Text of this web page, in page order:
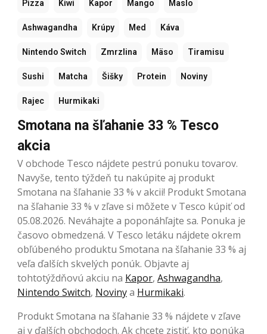
Pizza Kiwi Kapor Mango Maslo
Ashwagandha Krúpy Med Káva
Nintendo Switch Zmrzlina Mäso Tiramisu
Sushi Matcha Šišky Protein Noviny
Rajec Hurmikaki
Smotana na šľahanie 33 % Tesco
akcia
V obchode Tesco nájdete pestrú ponuku tovarov.
Navyše, tento týždeň tu nakúpite aj produkt
Smotana na šľahanie 33 % v akcii! Produkt Smotana
na šľahanie 33 % v zľave si môžete v Tesco kúpiť od
05.08.2026. Neváhajte a poponáhľajte sa. Ponuka je
časovo obmedzená. V Tesco letáku nájdete okrem
obľúbeného produktu Smotana na šľahanie 33 % aj
veľa ďalších skvelých ponúk. Objavte aj
tohtotýždňovú akciu na Kapor, Ashwagandha,
Nintendo Switch, Novinya Hurmikaki.
Produkt Smotana na šľahanie 33 % nájdete v zľave
aj v ďalších obchodoch. Ak chcete zistiť, kto ponúka